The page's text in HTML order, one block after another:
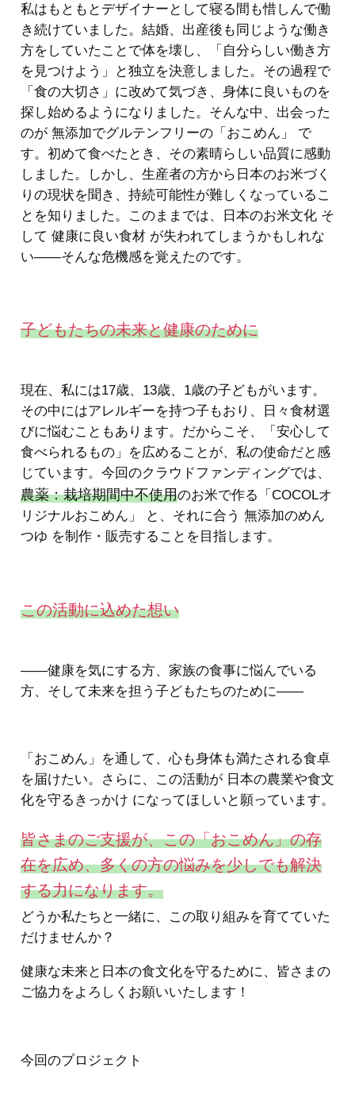
私はもともとデザイナーとして寝る間も惜しんで働
き続けていました。結婚、出産後も同じような働き
方をしていたことで体を壊し、「自分らしい働き方
を見つけよう」と独立を決意しました。その過程で
「食の大切さ」に改めて気づき、身体に良いものを
探し始めるようになりました。そんな中、出会った
のが 無添加でグルテンフリーの「おこめん」 で
す。初めて食べたとき、その素晴らしい品質に感動
しました。しかし、生産者の方から日本のお米づく
りの現状を聞き、持続可能性が難しくなっているこ
とを知りました。このままでは、日本のお米文化 そ
して 健康に良い食材 が失われてしまうかもしれな
い——そんな危機感を覚えたのです。
子どもたちの未来と健康のために
現在、私には17歳、13歳、1歳の子どもがいます。
その中にはアレルギーを持つ子もおり、日々食材選
びに悩むこともあります。だからこそ、「安心して
食べられるもの」を広めることが、私の使命だと感
じています。今回のクラウドファンディングでは、
農薬：栽培期間中不使用のお米で作る「COCOLオ
リジナルおこめん」 と、それに合う 無添加のめん
つゆ を制作・販売することを目指します。
この活動に込めた想い
——健康を気にする方、家族の食事に悩んでいる
方、そして未来を担う子どもたちのために——
「おこめん」を通して、心も身体も満たされる食卓
を届けたい。さらに、この活動が 日本の農業や食文
化を守るきっかけ になってほしいと願っています。
皆さまのご支援が、この「おこめん」の存
在を広め、多くの方の悩みを少しでも解決
する力になります。
どうか私たちと一緒に、この取り組みを育てていた
だけませんか？
健康な未来と日本の食文化を守るために、皆さまの
ご協力をよろしくお願いいたします！
今回のプロジェクト